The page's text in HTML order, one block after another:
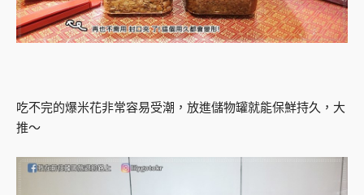
吃不完的爆米花非常容易受潮，放進儲物罐就能保鮮持久，大
推～